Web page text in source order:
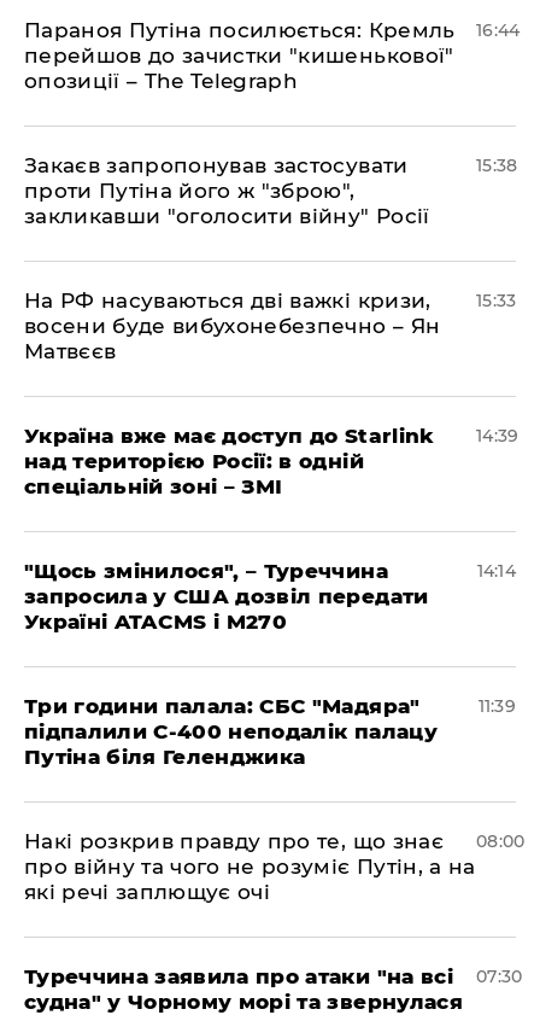
Параноя Путіна посилюється: Кремль
перейшов до зачистки "кишенькової"
опозиції – The Telegraph
16:44
Закаєв запропонував застосувати
проти Путіна його ж "зброю",
закликавши "оголосити війну" Росії
15:38
На РФ насуваються дві важкі кризи,
восени буде вибухонебезпечно – Ян
Матвєєв
15:33
Україна вже має доступ до Starlink
над територією Росії: в одній
спеціальній зоні – ЗМІ
14:39
"Щось змінилося", – Туреччина
запросила у США дозвіл передати
Україні ATACMS і M270
14:14
Три години палала: СБС "Мадяра"
підпалили С-400 неподалік палацу
Путіна біля Геленджика
11:39
Накі розкрив правду про те, що знає
про війну та чого не розуміє Путін, а на
які речі заплющує очі
08:00
Туреччина заявила про атаки "на всі
судна" у Чорному морі та звернулася
07:30